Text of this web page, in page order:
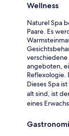
Wellness
Naturel Spa
Paare. Es
angeboten,
Reflexologie.
Dieses Spa
alt sind, ist
eines